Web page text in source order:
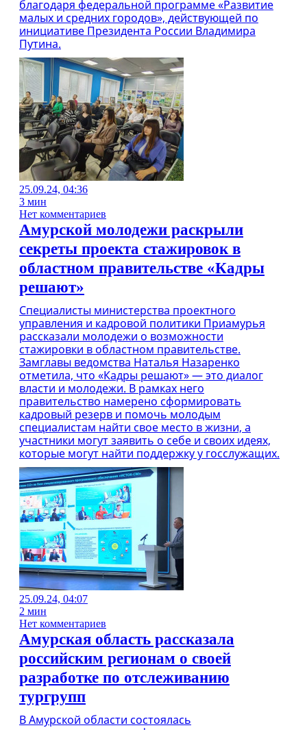
благодаря федеральной программе «Развитие
малых и средних городов», действующей по
инициативе Президента России Владимира
Путина.
25.09.24, 04:36
3 мин
Нет комментариев
Амурской молодежи раскрыли
секреты проекта стажировок в
областном правительстве «Кадры
решают»
Специалисты министерства проектного
управления и кадровой политики Приамурья
рассказали молодежи о возможности
стажировки в областном правительстве.
Замглавы ведомства Наталья Назаренко
отметила, что «Кадры решают» — это диалог
власти и молодежи. В рамках него
правительство намерено сформировать
кадровый резерв и помочь молодым
специалистам найти свое место в жизни, а
участники могут заявить о себе и своих идеях,
которые могут найти поддержку у госслужащих.
25.09.24, 04:07
2 мин
Нет комментариев
Амурская область рассказала
российским регионам о своей
разработке по отслеживанию
тургрупп
В Амурской области состоялась